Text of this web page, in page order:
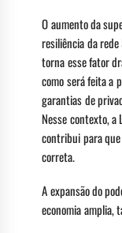
O aumento da
resiliência da
torna esse fator
como será feita a
garantias de
Nesse contexto, a
contribui para que
correta.
A expansão do
economia amplia,